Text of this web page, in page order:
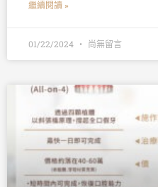
繼續閱讀 »
01/22/2024 尚無留言